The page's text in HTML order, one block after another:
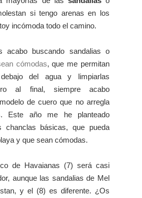
si tengo arenas en los
incómoda todo el camino.
acabo buscando sandalias o
cómodas, que me permitan
del agua y limpiarlas
al final, siempre acabo
de cuero que no arregla
Este año me he planteado
chanclas básicas, que pueda
y que sean cómodas.
de Havaianas (7) será casi
aunque las sandalias de Mel
y el (8) es diferente. ¿Os